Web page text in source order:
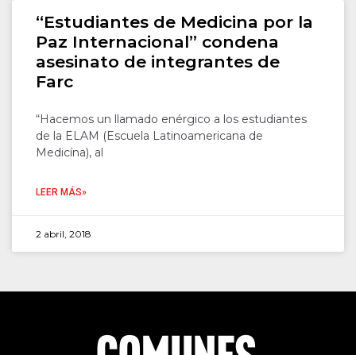
“Estudiantes de Medicina por la
Paz Internacional” condena
asesinato de integrantes de
Farc
“Hacemos un llamado enérgico a los estudiantes
de la ELAM (Escuela Latinoamericana de
Medicína), al
LEER MÁS»
2 abril, 2018